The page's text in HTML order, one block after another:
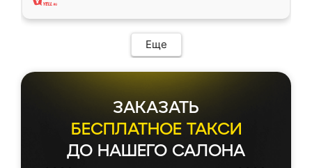
Еще
ЗАКАЗАТЬ
БЕСПЛАТНОЕ ТАКСИ
ДО НАШЕГО САЛОНА